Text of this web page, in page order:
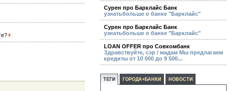
Сурен про Барклайс Банк
узнатьбольше о банке "Барклайс"
Сурен про Барклайс Банк
узнатьбольше о банке "Барклайс"
LOAN OFFER про Совкомбанк
Здравствуйте, сэр / мадам Мы предлагаем
кредиты от 10 000 до 9 500...
ТЕГИ ГОРОДА+БАНКИ НОВОСТИ